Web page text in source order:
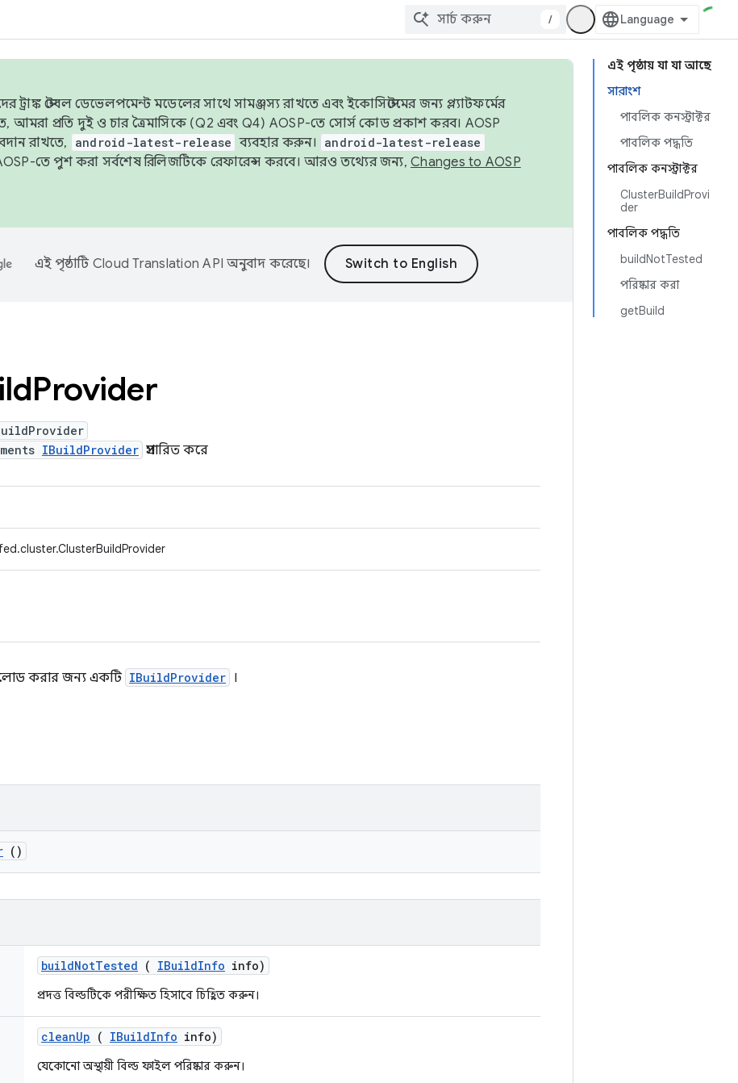
/
এই পৃষ্ঠায় যা যা আছে
সারাংশ
পাবলিক কনস্ট্রাক্টর
পাবলিক পদ্ধতি
পাবলিক কনস্ট্রাক্টর
ClusterBuildProvi
der
পাবলিক পদ্ধতি
buildNotTested
পরিষ্কার করা
getBuild
স্টেবল ডেভেলপমেন্ট মডেলের সাথে সামঞ্জস্য রাখতে এবং ইকোসিস্টেমের জন্য প্ল্যাটফর্মের
আমরা প্রতি দুই ও চার ত্রৈমাসিকে (Q2 এবং Q4) AOSP-তে সোর্স কোড প্রকাশ করব। AOSP
রাখতে,
android-latest-release ব্যবহার করুন। android-latest-release
AOSP-তে পুশ করা সর্বশেষ রিলিজটিকে রেফারেন্স করবে। আরও তথ্যের জন্য, Changes to AOSP
এই পৃষ্ঠাটি Cloud Translation API অনুবাদ করেছে।
Provider
IBuildProvider প্রসারিত করে
করার জন্য একটি IBuildProvider ।
()
buildNotTested ( IBuildInfo info)
প্রদত্ত বিল্ডটিকে পরীক্ষিত হিসাবে চিহ্নিত করুন।
cleanUp ( IBuildInfo info)
যেকোনো অস্থায়ী বিল্ড ফাইল পরিষ্কার করুন।